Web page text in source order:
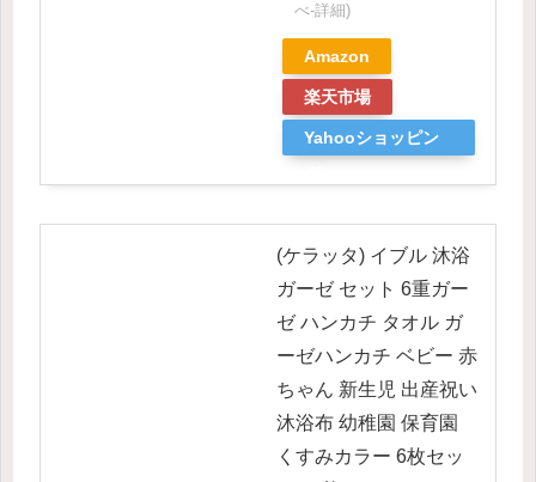
べ-詳細)
Amazon
楽天市場
Yahooショッピン
(ケラッタ) イブル 沐浴
ガーゼ セット 6重ガー
ゼ ハンカチ タオル ガ
ーゼハンカチ ベビー 赤
ちゃん 新生児 出産祝い
沐浴布 幼稚園 保育園
くすみカラー 6枚セッ